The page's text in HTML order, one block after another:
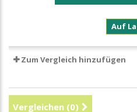
Auf
Zum Vergleich hinzufügen
Vergleichen (0)